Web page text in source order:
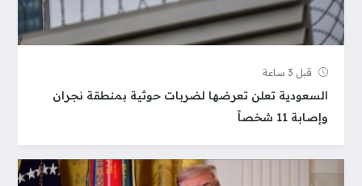
قبل 3 ساعة
السعودية تعلن تعرضها لضربات حوثية بمنطقة نجران
وإصابة 11 شخصاً